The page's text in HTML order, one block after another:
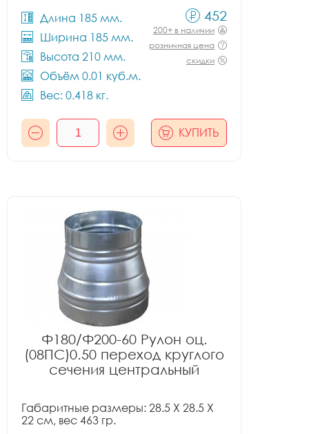
Длина 185 мм.
Ширина 185 мм.
Высота 210 мм.
Объём 0.01 куб.м.
Вес: 0.418 кг.
452
200+ в наличии
розничная цена
скидки
КУПИТЬ
Ф180/Ф200-60 Рулон оц.
(08ПС)0.50 переход круглого
сечения центральный
Габаритные размеры: 28.5 X 28.5 X
22 см, вес 463 гр.